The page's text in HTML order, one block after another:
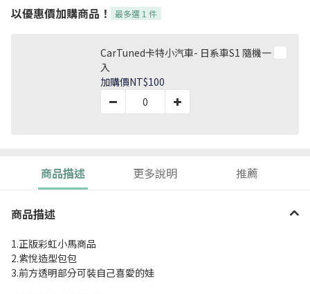
以優惠價加購商品！ 最多選 1 件
CarTuned卡特小汽車- 日系車S1 隨機一
入
加購價NT$100
商品描述 更多說明 推薦
商品描述
1.正版彩虹小馬商品
2.紫悅造型包包
3.前方透明部分可裝自己喜愛的娃